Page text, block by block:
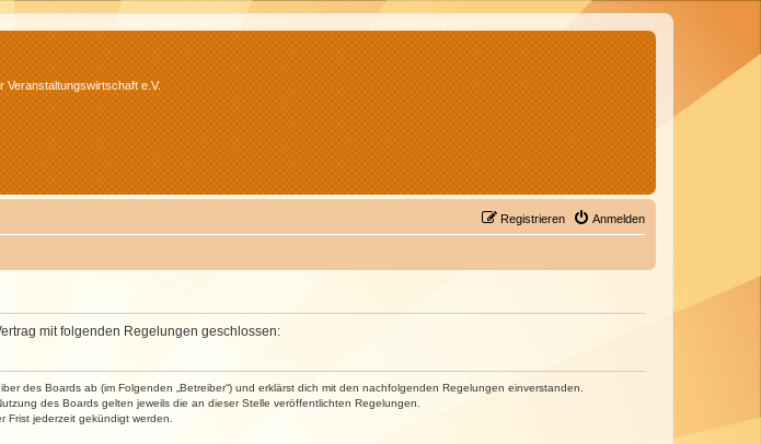
Veranstaltungswirtschaft e.V.
Anmelden
Registrieren
mit folgenden Regelungen geschlossen:
des Boards ab (im Folgenden „Betreiber“) und erklärst dich mit den nachfolgenden Regelungen einverstanden.
des Boards gelten jeweils die an dieser Stelle veröffentlichten Regelungen.
jederzeit gekündigt werden.